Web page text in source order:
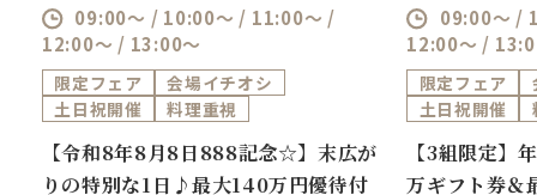
09:00～ / 10:00～ / 11:00～ /
12:00～ / 13:00～
限定フェア
会場イチオシ
土日祝開催
料理重視
【令和8年8月8日888記念☆】末広が
りの特別な1日♪最大140万円優待付
09:00～ /
12:00～ /
限定フェア
土日祝開催
【3組限定】
万ギフト券＆